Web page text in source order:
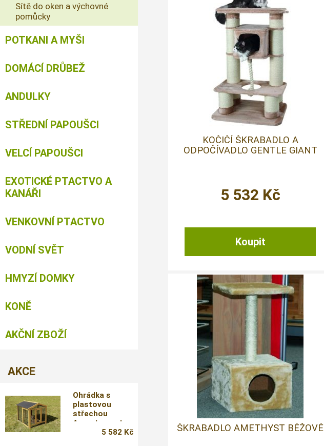
KOČIČÍ ŠKRABADLO A
ODPOČÍVADLO GENTLE GIANT
5 532 Kč
ŠKRABADLO AMETHYST BÉŽOVÉ
Sítě do oken a výchovné
pomůcky
POTKANI A MYŠI
DOMÁCÍ DRŮBEŽ
ANDULKY
STŘEDNÍ PAPOUŠCI
VELCÍ PAPOUŠCI
EXOTICKÉ PTACTVO A
KANÁŘI
VENKOVNÍ PTACTVO
VODNÍ SVĚT
HMYZÍ DOMKY
KONĚ
AKČNÍ ZBOŽÍ
AKCE
Ohrádka s
plastovou
střechou
Appartement
5 582 Kč